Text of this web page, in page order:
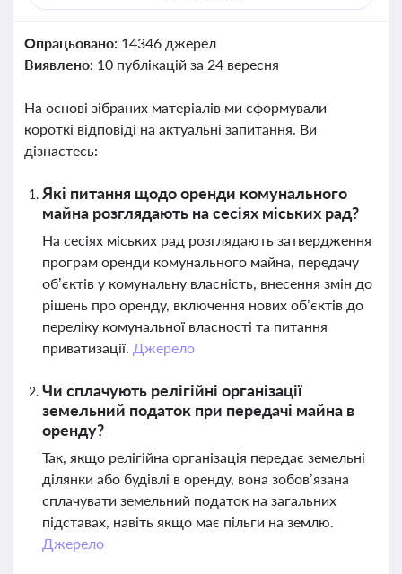
Опрацьовано: 14346 джерел
Виявлено: 10 публікацій за 24 вересня
На основі зібраних матеріалів ми сформували
короткі відповіді на актуальні запитання. Ви
дізнаєтесь:
Які питання щодо оренди комунального
майна розглядають на сесіях міських рад?
На сесіях міських рад розглядають затвердження
програм оренди комунального майна, передачу
об’єктів у комунальну власність, внесення змін до
рішень про оренду, включення нових об’єктів до
переліку комунальної власності та питання
приватизації. Джерело
Чи сплачують релігійні організації
земельний податок при передачі майна в
оренду?
Так, якщо релігійна організація передає земельні
ділянки або будівлі в оренду, вона зобов’язана
сплачувати земельний податок на загальних
підставах, навіть якщо має пільги на землю.
Джерело